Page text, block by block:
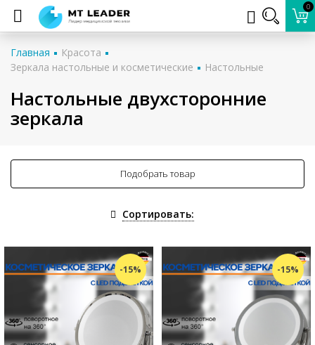
0
Главная
Красота
Зеркала настольные и косметические
Настольные
Настольные двухсторонние
зеркала
Подобрать товар
Сортировать:
-15% -15%